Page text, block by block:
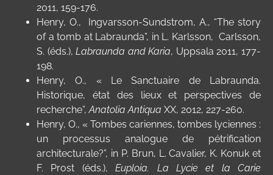
2011, 159-176.
Henry, O.,
Ingvarsson-Sundstrom, A., “The story
of a tomb at Labraunda”, in L. Karlsson, Carlsson,
S. (éds.),Labraunda and Karia, Uppsala 2011, 177-
198.
Henry, O., « Le Sanctuaire de Labraunda.
Historique, état des lieux et perspectives de
recherche”,Anatolia Antiqua XX, 2012, 227-260.
Henry, O., « Tombes cariennes, tombes lyciennes :
un processus analogue de pétrification
architecturale?”, in P. Brun, L. Cavalier, K. Konuk et
F. Prost (éds.),Euploia. La Lycie et la Carie